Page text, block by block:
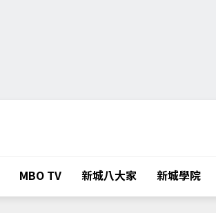
MBO TV 新城八大家 新城學院